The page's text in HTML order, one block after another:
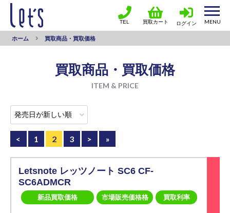
TEL 買取カート ログイン
ホーム 買取商品・買取価格
買取商品・買取価格
ITEM & PRICE
< 1 2 3 > »
Letsnote レッツノート SC6 CF-
SC6ADMCR
新品買取価格 市場販売価格格 買取利率